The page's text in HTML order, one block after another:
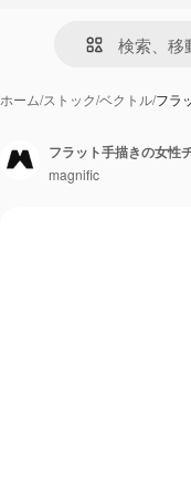
ホーム/ストック/ベクトル/フラ
フラット手描きの女性
magnific